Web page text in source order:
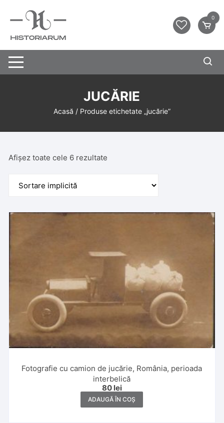
0
JUCĂRIE
Acasă / Produse etichetate „jucărie”
Afișez toate cele 6 rezultate
Fotografie cu camion de jucărie, România, perioada
interbelică
80 lei
ADAUGĂ ÎN COȘ